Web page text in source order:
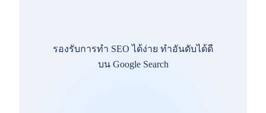
รองรับการทำ SEO ได้ง่าย ทำอันดับได้ดี
บน Google Search